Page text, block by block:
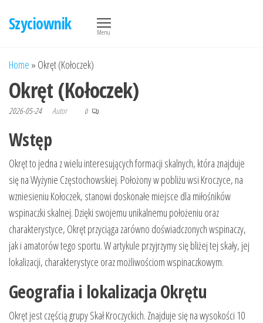
Szyciownik Menu
Home » Okręt (Kołoczek)
Okręt (Kołoczek)
2026-05-24 Autor 0
Wstęp
Okręt to jedna z wielu interesujących formacji skalnych, która znajduje
się na Wyżynie Częstochowskiej. Położony w pobliżu wsi Kroczyce, na
wzniesieniu Kołoczek, stanowi doskonałe miejsce dla miłośników
wspinaczki skalnej. Dzięki swojemu unikalnemu położeniu oraz
charakterystyce, Okręt przyciąga zarówno doświadczonych wspinaczy,
jak i amatorów tego sportu. W artykule przyjrzymy się bliżej tej skały, jej
lokalizacji, charakterystyce oraz możliwościom wspinaczkowym.
Geografia i lokalizacja Okrętu
Okręt jest częścią grupy Skał Kroczyckich. Znajduje się na wysokości 10